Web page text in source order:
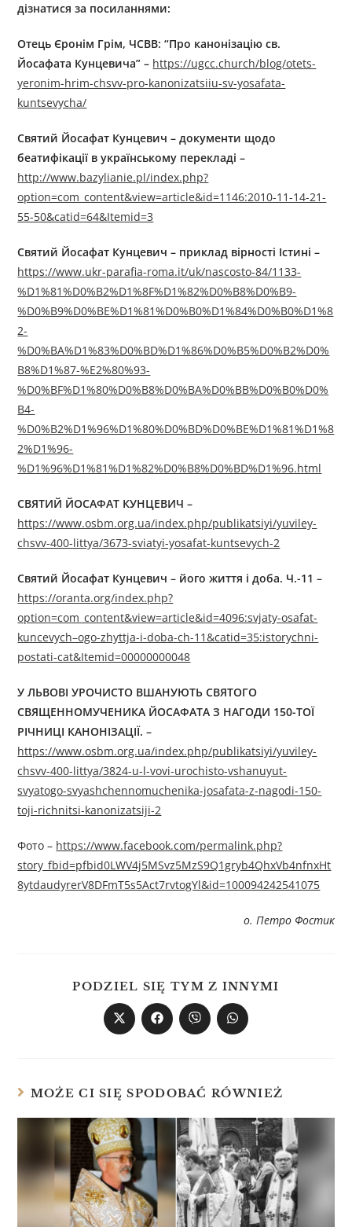
дізнатися за посиланнями:
Отець Єронім Грім, ЧСВВ: “Про канонізацію св.
Йосафата Кунцевича” – https://ugcc.church/blog/otets-
yeronim-hrim-chsvv-pro-kanonizatsiiu-sv-yosafata-
kuntsevycha/
Святий Йосафат Кунцевич – документи щодо
беатифікації в українському перекладі –
http://www.bazylianie.pl/index.php?
option=com_content&view=article&id=1146:2010-11-14-21-
55-50&catid=64&Itemid=3
Святий Йосафат Кунцевич – приклад вірності Істині –
https://www.ukr-parafia-roma.it/uk/nascosto-84/1133-
%D1%81%D0%B2%D1%8F%D1%82%D0%B8%D0%B9-
%D0%B9%D0%BE%D1%81%D0%B0%D1%84%D0%B0%D1%8
2-
%D0%BA%D1%83%D0%BD%D1%86%D0%B5%D0%B2%D0%
B8%D1%87-%E2%80%93-
%D0%BF%D1%80%D0%B8%D0%BA%D0%BB%D0%B0%D0%
B4-
%D0%B2%D1%96%D1%80%D0%BD%D0%BE%D1%81%D1%8
2%D1%96-
%D1%96%D1%81%D1%82%D0%B8%D0%BD%D1%96.html
СВЯТИЙ ЙОСАФАТ КУНЦЕВИЧ –
https://www.osbm.org.ua/index.php/publikatsiyi/yuviley-
chsvv-400-littya/3673-sviatyi-yosafat-kuntsevych-2
Святий Йосафат Кунцевич – його життя і доба. Ч.-11 –
https://oranta.org/index.php?
option=com_content&view=article&id=4096:svjaty-osafat-
kuncevych–ogo-zhyttja-i-doba-ch-11&catid=35:istorychni-
postati-cat&Itemid=00000000048
У ЛЬВОВІ УРОЧИСТО ВШАНУЮТЬ СВЯТОГО
СВЯЩЕННОМУЧЕНИКА ЙОСАФАТА З НАГОДИ 150-ТОЇ
РІЧНИЦІ КАНОНІЗАЦІЇ. –
https://www.osbm.org.ua/index.php/publikatsiyi/yuviley-
chsvv-400-littya/3824-u-l-vovi-urochisto-vshanuyut-
svyatogo-svyashchennomuchenika-josafata-z-nagodi-150-
toji-richnitsi-kanonizatsiji-2
Фото – https://www.facebook.com/permalink.php?
story_fbid=pfbid0LWV4j5MSvz5MzS9Q1gryb4QhxVb4nfnxHt
8ytdaudyrerV8DFmT5s5Act7rvtogYl&id=100094242541075
о. Петро Фостик
PODZIEL SIĘ TYM Z INNYMI
MOŻE CI SIĘ SPODOBAĆ RÓWNIEŻ